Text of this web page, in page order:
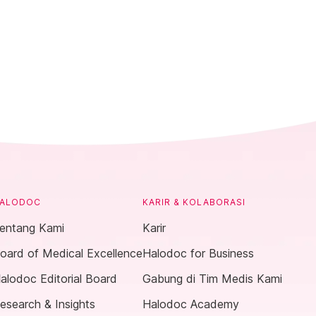
Kami
of Medical Excellence
Editorial Board
& Insights
KARIR & KOLABORASI
Karir
Halodoc for Business
Gabung di Tim Medis Kami
Halodoc Academy